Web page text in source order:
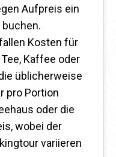
Aufpreis ein
Kosten für
Kaffee oder
üblicherweise
pro Portion
oder die
wobei der
variieren